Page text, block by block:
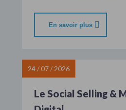
En savoir plus
24 / 07 / 2026
Le Social Selling &